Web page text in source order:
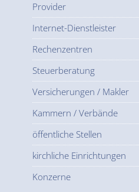
Provider
Internet-Dienstleister
Rechenzentren
Steuerberatung
Versicherungen / Makler
Kammern / Verbände
öffentliche Stellen
kirchliche Einrichtungen
Konzerne